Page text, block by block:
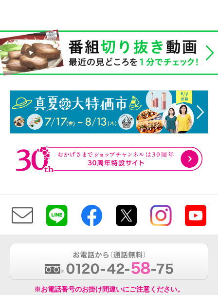
※お電話番号のお掛け間違いにご注意ください。